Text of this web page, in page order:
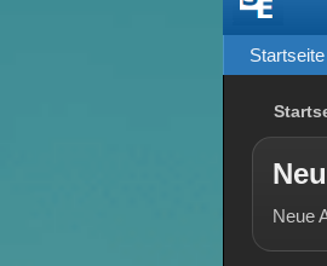
Startseite
Neue